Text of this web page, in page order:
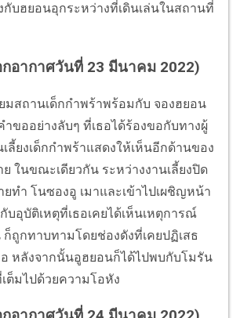
บฮยอนอุกระหว่างที่เดินเล่นในสถานที่
กอากาศวันที่ 23 มีนาคม 2022)
มสถานเด็กกำพร้าพร้อมกับ จองฮยอน
ำขออย่างลับๆ ที่เธอได้ร้องขอกับทางผู้
ลี้ยงเด็กกำพร้าแสดงให้เห็นอีกด้านของ
ในขณะเดียวกัน ระหว่างงานเลี้ยงปิด
ทำ โนซองอู เมาและเข้าไปเผชิญหน้า
บอุบัติเหตุที่เธอเคยได้เห็นเหตุการณ์
ถูกทาบทามโดยช่องดังที่เคยปฏิเสธ
อ หลังจากนั้นอูฮยอนก็ได้ไปพบกับโมรัน
ต็มไปด้วยความโอหัง